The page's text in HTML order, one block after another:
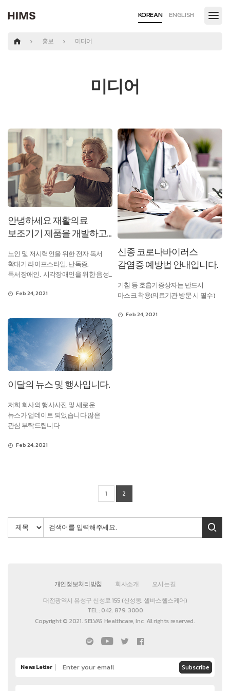
KOREAN ENGLISH
홍보 미디어
미디어
안녕하세요 재활의료
보조기기 제품을 개발하고
셀바스헬스케어입니다.
노인 및 저시력인을 위한 전자 독서
확대기 라이프스타일, 난독증,
독서장애인, 시각장애인을 위한 음성
회사로 성장하고 있습니다.
Feb 24, 2021
신종 코로나바이러스
감염증 예방법 안내입니다.
기침 등 호흡기증상자는 반드시
마스크 착용(의료기관 방문 시 필수)
Feb 24, 2021
이달의 뉴스 및 행사입니다.
저희 회사의 행사사진 및 새로운
뉴스가 업데이트 되었습니다 많은
관심 부탁드립니다
Feb 24, 2021
1 2
개인정보처리방침 회사소개
오시는길
대전광역시 유성구 신성로 155 (신성동, 셀바스헬스케어)
TEL : 042. 879. 3000
Copyright © 2021. SELVAS Healthcare, Inc. All rights reserved.
News Letter Subscribe